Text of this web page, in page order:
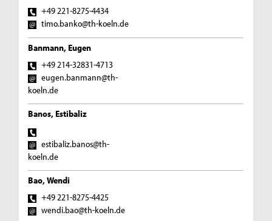
+49 221-8275-4434
timo.banko@th-koeln.de
Banmann, Eugen
+49 214-32831-4713
eugen.banmann@th-
koeln.de
Banos, Estibaliz
estibaliz.banos@th-
koeln.de
Bao, Wendi
+49 221-8275-4425
wendi.bao@th-koeln.de